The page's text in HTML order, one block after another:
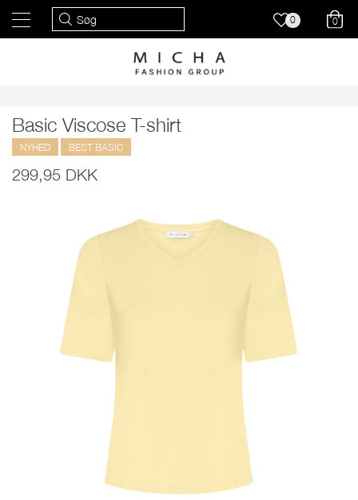
0 0
Basic Viscose T-shirt
NYHED BEST BASIC
299,95 DKK